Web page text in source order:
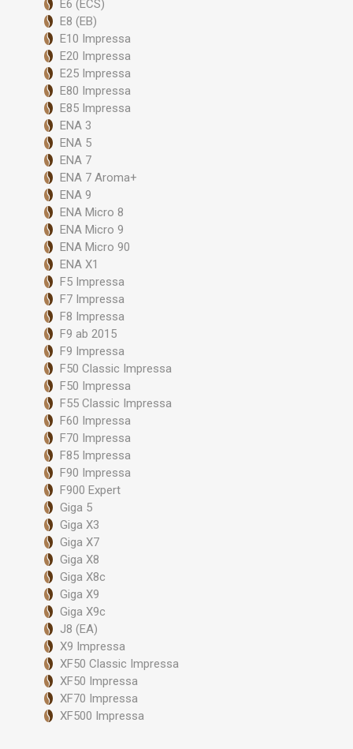
E6 (ECS)
E8 (EB)
E10 Impressa
E20 Impressa
E25 Impressa
E80 Impressa
E85 Impressa
ENA 3
ENA 5
ENA 7
ENA 7 Aroma+
ENA 9
ENA Micro 8
ENA Micro 9
ENA Micro 90
ENA X1
F5 Impressa
F7 Impressa
F8 Impressa
F9 ab 2015
F9 Impressa
F50 Classic Impressa
F50 Impressa
F55 Classic Impressa
F60 Impressa
F70 Impressa
F85 Impressa
F90 Impressa
F900 Expert
Giga 5
Giga X3
Giga X7
Giga X8
Giga X8c
Giga X9
Giga X9c
J8 (EA)
X9 Impressa
XF50 Classic Impressa
XF50 Impressa
XF70 Impressa
XF500 Impressa